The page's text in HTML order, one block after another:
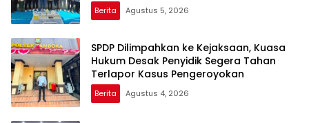
Berita Agustus 5, 2026
SPDP Dilimpahkan ke Kejaksaan, Kuasa
Hukum Desak Penyidik Segera Tahan
Terlapor Kasus Pengeroyokan
Berita Agustus 4, 2026